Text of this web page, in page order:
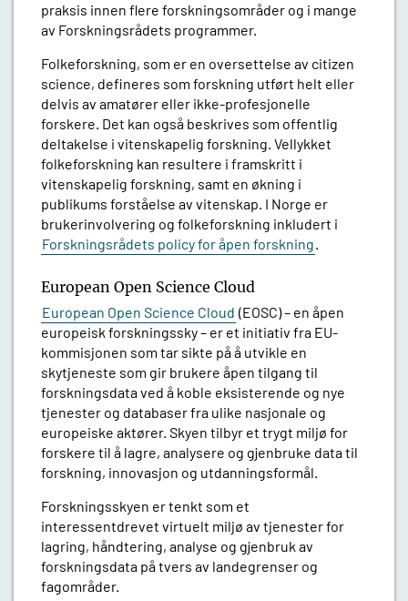
praksis innen flere forskningsområder og i mange
av Forskningsrådets programmer.
Folkeforskning, som er en oversettelse av citizen
science, defineres som forskning utført helt eller
delvis av amatører eller ikke-profesjonelle
forskere. Det kan også beskrives som offentlig
deltakelse i vitenskapelig forskning. Vellykket
folkeforskning kan resultere i framskritt i
vitenskapelig forskning, samt en økning i
publikums forståelse av vitenskap. I Norge er
brukerinvolvering og folkeforskning inkludert i
Forskningsrådets policy for åpen forskning.
European Open Science Cloud
European Open Science Cloud (EOSC) – en åpen
europeisk forskningssky – er et initiativ fra EU-
kommisjonen som tar sikte på å utvikle en
skytjeneste som gir brukere åpen tilgang til
forskningsdata ved å koble eksisterende og nye
tjenester og databaser fra ulike nasjonale og
europeiske aktører. Skyen tilbyr et trygt miljø for
forskere til å lagre, analysere og gjenbruke data til
forskning, innovasjon og utdanningsformål.
Forskningsskyen er tenkt som et
interessentdrevet virtuelt miljø av tjenester for
lagring, håndtering, analyse og gjenbruk av
forskningsdata på tvers av landegrenser og
fagområder.